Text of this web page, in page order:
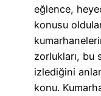
eğlence,
konusu
zorlukları, bu
izlediğini
konu.